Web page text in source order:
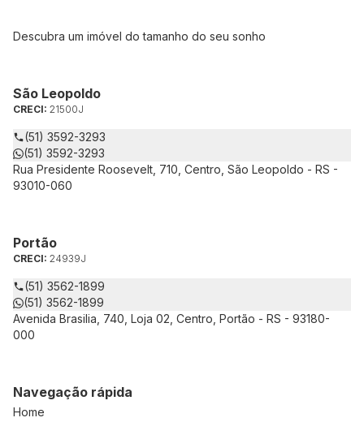
Descubra um imóvel do tamanho do seu sonho
São Leopoldo
CRECI: 21500J
(51) 3592-3293
(51) 3592-3293
Rua Presidente Roosevelt, 710, Centro, São Leopoldo - RS -
93010-060
Portão
CRECI: 24939J
(51) 3562-1899
(51) 3562-1899
Avenida Brasilia, 740, Loja 02, Centro, Portão - RS - 93180-
000
Navegação rápida
Home